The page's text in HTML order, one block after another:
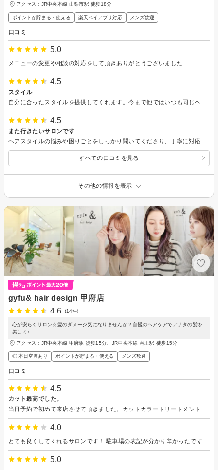
アクセス：JR中央本線 山梨市駅 徒歩18分
ポイントが貯まる・使える 楽天ペイアプリ対応 メンズ歓迎
口コミ
5.0
メニューの変更や相談の対応をして頂きありがとうございました
4.5
スタイル
4.5
また行きたいサロンです
すべての口コミを見る
その他の情報を表示
gyfu& hair design 甲府店
4.6
(14件)
心が安らぐサロン☆髪のダメージ気になりませんか？自慢のヘアケアでアナタの髪を
美しく♪
アクセス：JR中央本線 甲府駅 徒歩15分、JR中央本線 竜王駅 徒歩15分
◎ 本日空席あり ポイントが貯まる・使える メンズ歓迎
口コミ
4.5
カット最高でした。
4.0
とても良くしてくれるサロンです！ 駐車場の表記が分かり辛かったですが、親切に教えてくれました！ カットもカラーも満足です！ 美容院苦手なのですがすごく良かったです！
5.0